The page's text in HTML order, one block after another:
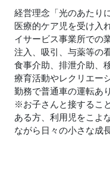
経営理念「光のあたり
医療的ケア児を受け入
イサービス事業所での
注入、吸引、与薬等の
食事介助、排泄介助、
療育活動やレクリエー
勤務で普通車の運転あり
※お子さんと接するこ
ある方、利用児をこよ
ながら日々の小さな成